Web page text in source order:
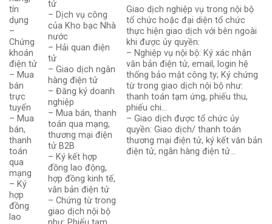
tín
dụng
–
Chứng
khoán
điện tử
– Mua
bán
trực
tuyến
– Mua
bán,
thanh
toán
qua
mạng
– Ký
hợp
đồng
lao
tử
– Dịch vụ công
của Kho bạc Nhà
nước
– Hải quan điện
tử
– Giao dịch ngân
hàng điện tử
– Đăng ký doanh
nghiệp
– Mua bán, thanh
toán qua mạng,
thương mại điện
tử B2B
– Ký kết hợp
đồng lao động,
hợp đồng kinh tế,
văn bản điện tử
– Chứng từ trong
giao dịch nội bộ
Giao dịch nghiệp vụ trong nội bộ
tổ chức hoặc đại diện tổ chức
thực hiện giao dịch với bên ngoài
khi được ủy quyền:
– Nghiệp vụ nội bộ: Ký xác nhận
văn bản điện tử, email, login hệ
thống bảo mật công ty; Ký chứng
từ trong giao dịch nội bộ như:
thanh toán tạm ứng, phiếu thu,
phiếu chi…
– Giao dịch được tổ chức ủy
quyền: Giao dịch/ thanh toán
thương mại điện tử, ký kết văn bản
điện tử, ngân hàng điện tử…